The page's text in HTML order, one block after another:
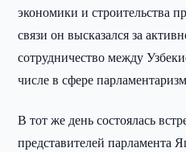
экономики и строительства
связи он высказался за
сотрудничество между
числе в сфере
В тот же день состоялась
представителей парламента